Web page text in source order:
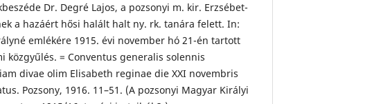
Dr. Degré Lajos, a pozsonyi m. kir. Erzsébet-
a hazáért hősi halált halt ny. rk. tanára felett. In:
emlékére 1915. évi november hó 21-én tartott
közgyűlés. = Conventus generalis solennis
divae olim Elisabeth reginae die XXI novembris
Pozsony, 1916. 11–51. (A pozsonyi Magyar Királyi